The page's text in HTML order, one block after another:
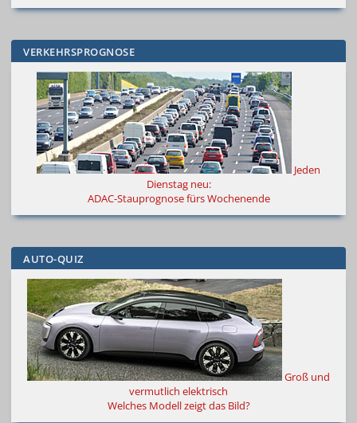
VERKEHRSPROGNOSE
Jeden
Dienstag neu:
ADAC-Stauprognose fürs Wochenende
AUTO-QUIZ
Groß und
vermutlich elektrisch
Welches Modell zeigt das Bild?